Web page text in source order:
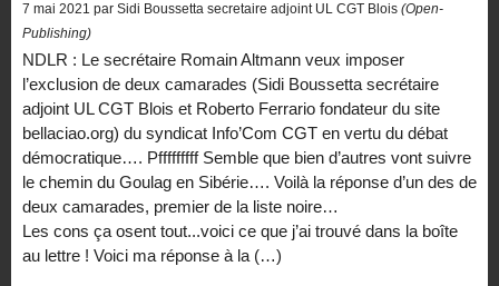
7 mai 2021 par Sidi Boussetta secretaire adjoint UL CGT Blois (Open-
Publishing)
NDLR : Le secrétaire Romain Altmann veux imposer
l’exclusion de deux camarades (Sidi Boussetta secrétaire
adjoint UL CGT Blois et Roberto Ferrario fondateur du site
bellaciao.org) du syndicat Info’Com CGT en vertu du débat
démocratique…. Pfffffffff Semble que bien d’autres vont suivre
le chemin du Goulag en Sibérie…. Voilà la réponse d’un des de
deux camarades, premier de la liste noire…
Les cons ça osent tout...voici ce que j’ai trouvé dans la boîte
au lettre ! Voici ma réponse à la (…)